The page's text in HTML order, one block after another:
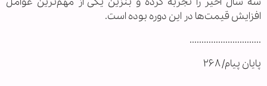
افزایش قیمت‌ها در این دوره بوده است.
..............................
پایان پیام/ ۲۶۸